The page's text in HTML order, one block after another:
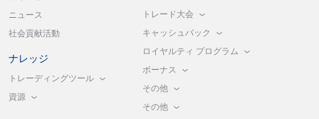
ニュース
社会貢献活動
ナレッジ
トレーディングツール
資源
トレード大会
キャッシュバック
ロイヤルティ プログラム
ボーナス
その他
その他